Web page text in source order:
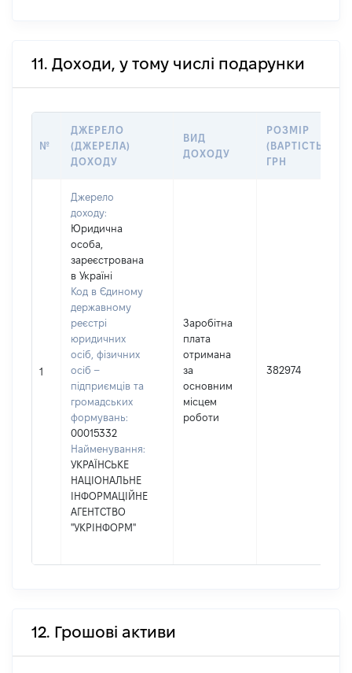
11. Доходи, у тому числі подарунки
№
ДЖЕРЕЛО
(ДЖЕРЕЛА)
ДОХОДУ
ВИД
ДОХОДУ
РОЗМІР
(ВАРТІСТЬ),
ГРН
1
Джерело
доходу:
Юридична
особа,
зареєстрована
в Україні
Код в Єдиному
державному
реєстрі
юридичних
осіб, фізичних
осіб –
підприємців та
громадських
формувань:
00015332
Найменування:
УКРАЇНСЬКЕ
НАЦІОНАЛЬНЕ
ІНФОРМАЦІЙНЕ
АГЕНТСТВО
"УКРІНФОРМ"
Заробітна
плата
отримана
за
основним
місцем
роботи
382974
12. Грошові активи